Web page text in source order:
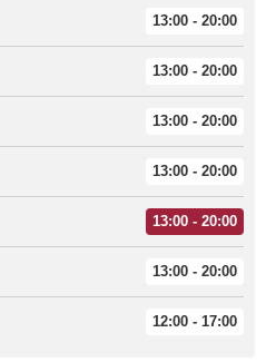
13:00 - 20:00
13:00 - 20:00
13:00 - 20:00
13:00 - 20:00
13:00 - 20:00
13:00 - 20:00
12:00 - 17:00